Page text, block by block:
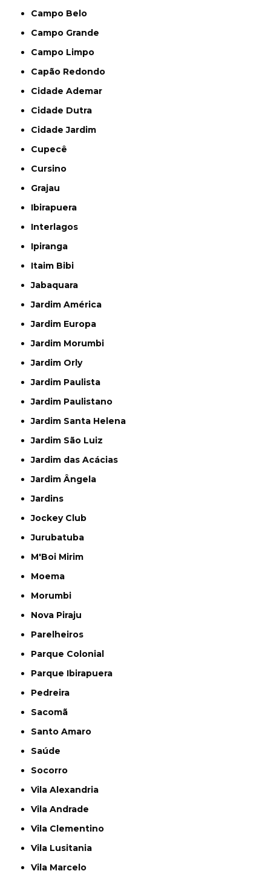
Campo Belo
Campo Grande
Campo Limpo
Capão Redondo
Cidade Ademar
Cidade Dutra
Cidade Jardim
Cupecê
Cursino
Grajau
Ibirapuera
Interlagos
Ipiranga
Itaim Bibi
Jabaquara
Jardim América
Jardim Europa
Jardim Morumbi
Jardim Orly
Jardim Paulista
Jardim Paulistano
Jardim Santa Helena
Jardim São Luiz
Jardim das Acácias
Jardim Ângela
Jardins
Jockey Club
Jurubatuba
M'Boi Mirim
Moema
Morumbi
Nova Piraju
Parelheiros
Parque Colonial
Parque Ibirapuera
Pedreira
Sacomã
Santo Amaro
Saúde
Socorro
Vila Alexandria
Vila Andrade
Vila Clementino
Vila Lusitania
Vila Marcelo